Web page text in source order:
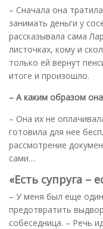
– Сначала она
занимать деньги у
рассказывала сама
листочках, кому и
только ей вернут
итоге и произошло.
– А каким образом
– Она их не
готовила для нее
рассмотрение
сами…
«Есть супруга –
– У меня был еще один
предотвратить
собеседница. – Речь